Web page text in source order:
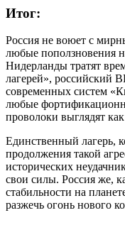
Итог:
Россия не воюет с
любые поползновения
Нидерланды тратят
лагерей», российский
современных систем
любые
проволоки выглядят
Единственный лагерь,
продолжения такой
исторических
свои силы. Россия же,
стабильности на
разжечь огонь нового